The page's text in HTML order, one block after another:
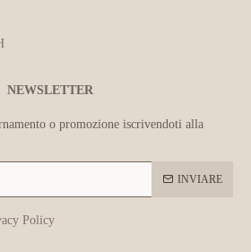
NEWSLETTER
o promozione iscrivendoti alla
INVIARE
Policy